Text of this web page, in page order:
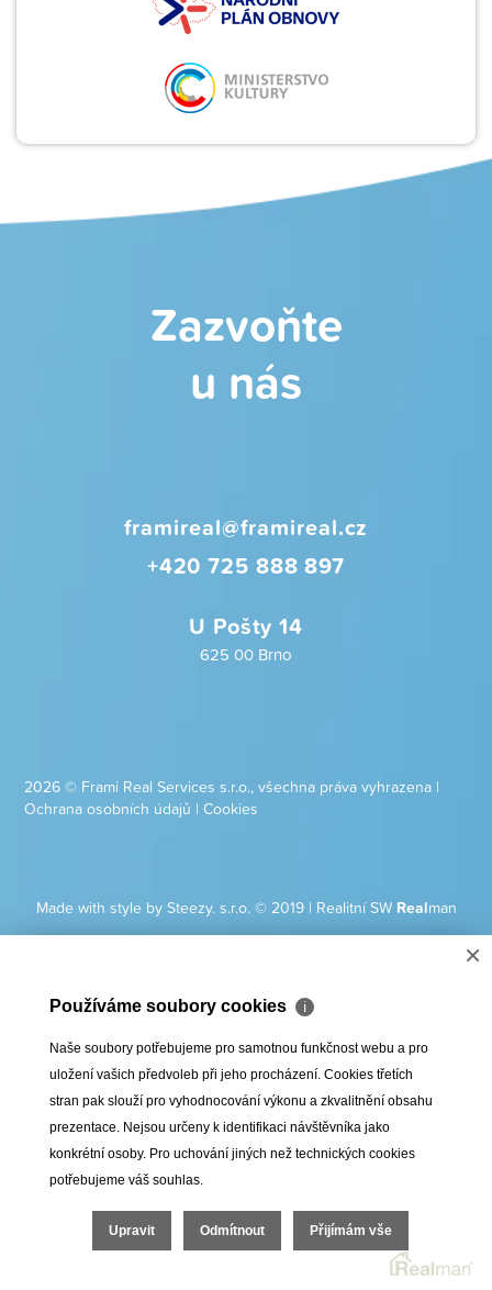
Zazvoňte
u nás
framireal@framireal.cz
+420 725 888 897
U Pošty 14
625 00 Brno
2026 © Frami Real Services s.r.o., všechna práva vyhrazena |
Ochrana osobních údajů |Cookies
Made with style by Steezy. s.r.o. © 2019| Realitní SW Realman
×
Používáme soubory cookies ℹ
Naše soubory potřebujeme pro samotnou funkčnost webu a pro
uložení vašich předvoleb při jeho procházení. Cookies třetích
stran pak slouží pro vyhodnocování výkonu a zkvalitnění obsahu
prezentace. Nejsou určeny k identifikaci návštěvníka jako
konkrétní osoby. Pro uchování jiných než technických cookies
potřebujeme váš souhlas.
Upravit Odmítnout Přijímám vše